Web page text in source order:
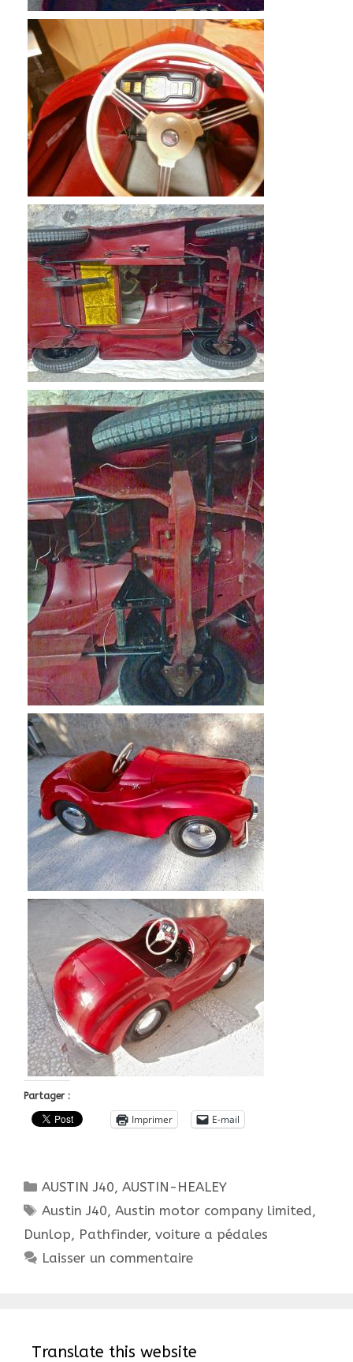
Partager :
Imprimer E-mail
Catégories
AUSTIN J40, AUSTIN-HEALEY
Étiquettes
Austin J40,Austin motor company limited,
Dunlop, Pathfinder, voiture a pédales
Laisser un commentaire
Translate this website